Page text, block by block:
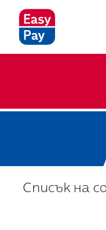
Списък на